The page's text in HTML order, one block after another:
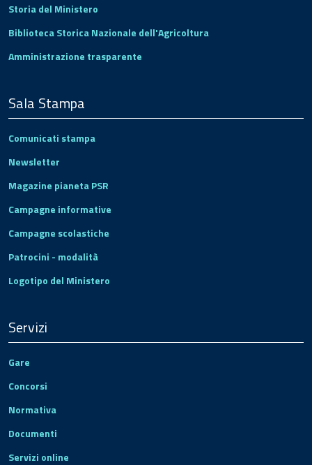
Storia del Ministero
Biblioteca Storica Nazionale dell'Agricoltura
Amministrazione trasparente
Sala Stampa
Comunicati stampa
Newsletter
Magazine pianeta PSR
Campagne informative
Campagne scolastiche
Patrocini - modalità
Logotipo del Ministero
Servizi
Gare
Concorsi
Normativa
Documenti
Servizi online